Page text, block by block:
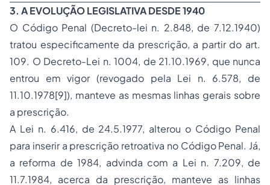
3. A EVOLUÇÃO LEGISLATIVA DESDE 1940
O Código Penal (Decreto-lei n. 2.848, de 7.12.1940)
tratou especificamente da prescrição, a partir do art.
109. O Decreto-Lei n. 1004, de 21.10.1969, que nunca
entrou em vigor (revogado pela Lei n. 6.578, de
11.10.1978[9]), manteve as mesmas linhas gerais sobre
a prescrição.
A Lei n. 6.416, de 24.5.1977, alterou o Código Penal
para inserir a prescrição retroativa no Código Penal. Já,
a reforma de 1984, advinda com a Lei n. 7.209, de
11.7.1984, acerca da prescrição, manteve as linhas